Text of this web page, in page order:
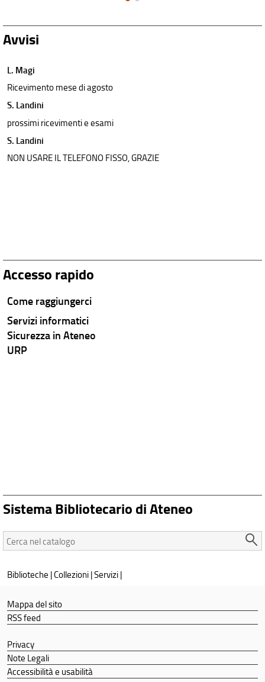
Avvisi
L. Magi
Ricevimento mese di agosto
S. Landini
prossimi ricevimenti e esami
S. Landini
NON USARE IL TELEFONO FISSO, GRAZIE
Accesso rapido
Come raggiungerci
Servizi informatici
Sicurezza in Ateneo
URP
Sistema Bibliotecario di Ateneo
Cerca
nel
Biblioteche |Collezioni|Servizi|
Mappa del sito
RSS feed
Privacy
Note Legali
Accessibilità e usabilità